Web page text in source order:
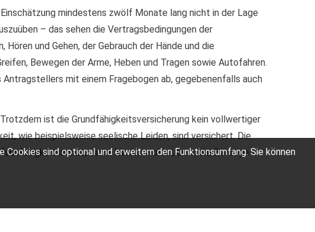
mindestens zwölf Monate lang nicht in der Lage
– das sehen die Vertragsbedingungen der
und Gehen, der Gebrauch der Hände und die
Bewegen der Arme, Heben und Tragen sowie Autofahren.
mit einem Fragebogen ab, gegebenenfalls auch
ist die Grundfähigkeitsversicherung kein vollwertiger
wie beispielsweise seelische Leiden, sind versichert. Die
nicht leisten wollen, denn die Beiträge
sind optional und erweitern den Funktionsumfang. Sie können